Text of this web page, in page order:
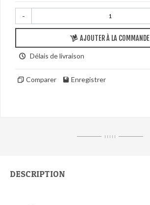
-
AJOUTER À LA COMMANDE
Délais de livraison
Comparer Enregistrer
I I I I I
DESCRIPTION